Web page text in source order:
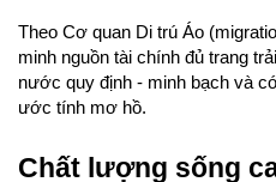
Theo Cơ quan Di trú Áo
minh nguồn tài chính đủ trang
nước quy định - minh bạch và
ước tính mơ hồ.
Chất lượng sống